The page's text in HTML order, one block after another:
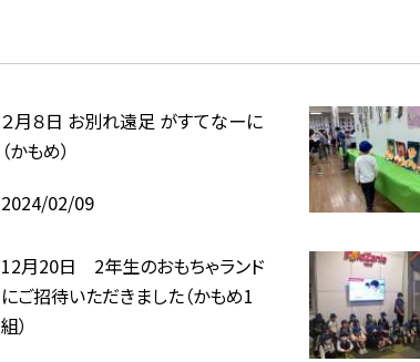
２月８日 お別れ遠足 がすてなーに
（かもめ）
2024/02/09
12月20日 2年生のおもちゃランド
にご招待いただきました（かもめ1
組）